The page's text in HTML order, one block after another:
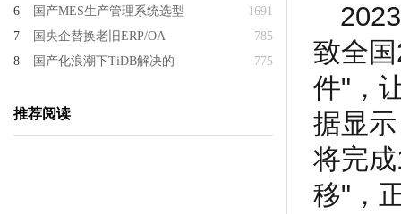
1691
6
国产MES生产管理系统选型
785
7
国央企替换老旧ERP/OA
775
8 国产化浪潮下TiDB解决的
推荐阅读
致全
件"，
据显
将完
移"，